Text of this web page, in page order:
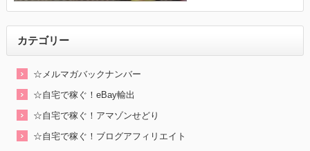
カテゴリー
☆メルマガバックナンバー
☆自宅で稼ぐ！eBay輸出
☆自宅で稼ぐ！アマゾンせどり
☆自宅で稼ぐ！ブログアフィリエイト